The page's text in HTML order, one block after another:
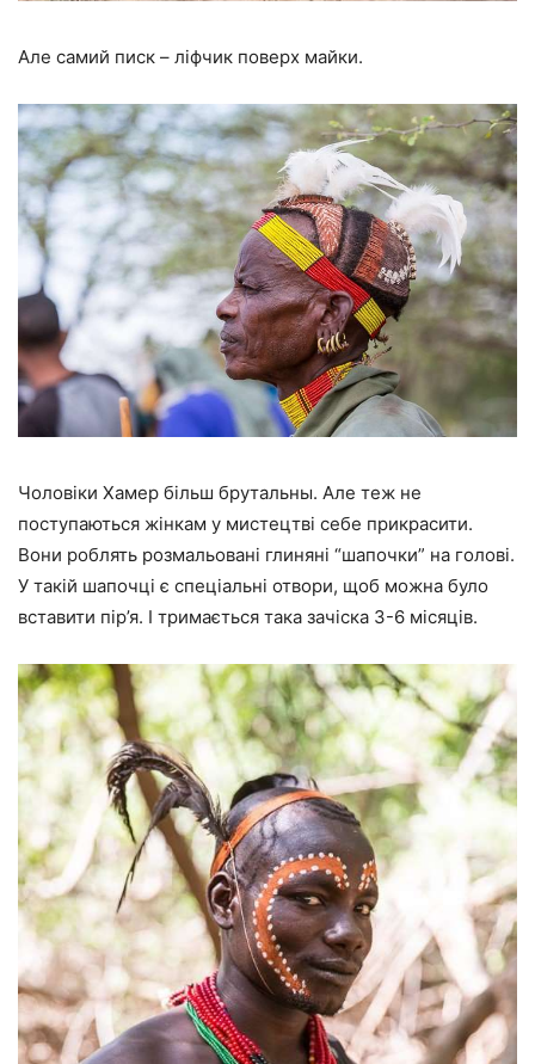
Але самий писк – ліфчик поверх майки.
Чоловіки Хамер більш брутальны. Але теж не
поступаються жінкам у мистецтві себе прикрасити.
Вони роблять розмальовані глиняні “шапочки” на голові.
У такій шапочці є спеціальні отвори, щоб можна було
вставити пір’я. І тримається така зачіска 3-6 місяців.